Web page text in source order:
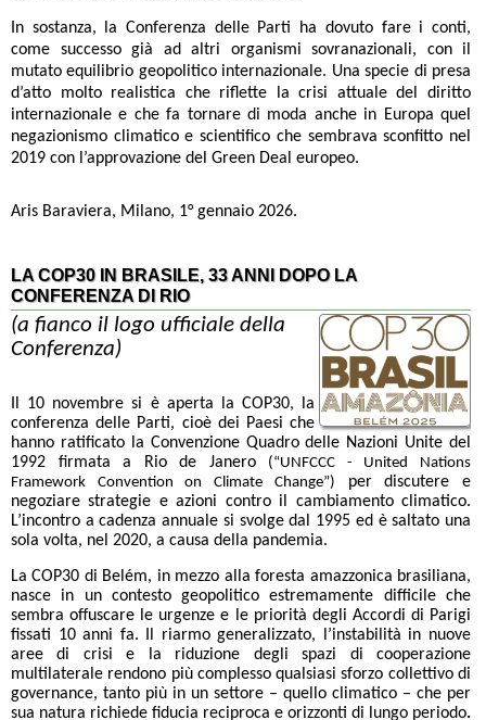
In sostanza, la Conferenza delle Parti ha dovuto fare i conti,
come successo già ad altri organismi sovranazionali, con il
mutato equilibrio geopolitico internazionale. Una specie di presa
d’atto molto realistica che riflette la crisi attuale del diritto
internazionale e che fa tornare di moda anche in Europa quel
negazionismo climatico e scientifico che sembrava sconfitto nel
2019 con l’approvazione del Green Deal europeo.
Aris Baraviera, Milano, 1° gennaio 2026.
LA COP30 IN BRASILE, 33 ANNI DOPO LA
CONFERENZA DI RIO
(a fianco il logo ufficiale della
Conferenza)
Il 10 novembre si è aperta la COP30, la
conferenza delle Parti, cioè dei Paesi che
hanno ratificato la Convenzione Quadro delle Nazioni Unite del
1992 firmata a Rio de Janero (“UNFCCC - United Nations
Framework Convention on Climate Change”) per discutere e
negoziare strategie e azioni contro il cambiamento climatico.
L’incontro a cadenza annuale si svolge dal 1995 ed è saltato una
sola volta, nel 2020, a causa della pandemia.
La COP30 di Belém, in mezzo alla foresta amazzonica brasiliana,
nasce in un contesto geopolitico estremamente difficile che
sembra offuscare le urgenze e le priorità degli Accordi di Parigi
fissati 10 anni fa. Il riarmo generalizzato, l’instabilità in nuove
aree di crisi e la riduzione degli spazi di cooperazione
multilaterale rendono più complesso qualsiasi sforzo collettivo di
governance, tanto più in un settore – quello climatico – che per
sua natura richiede fiducia reciproca e orizzonti di lungo periodo.